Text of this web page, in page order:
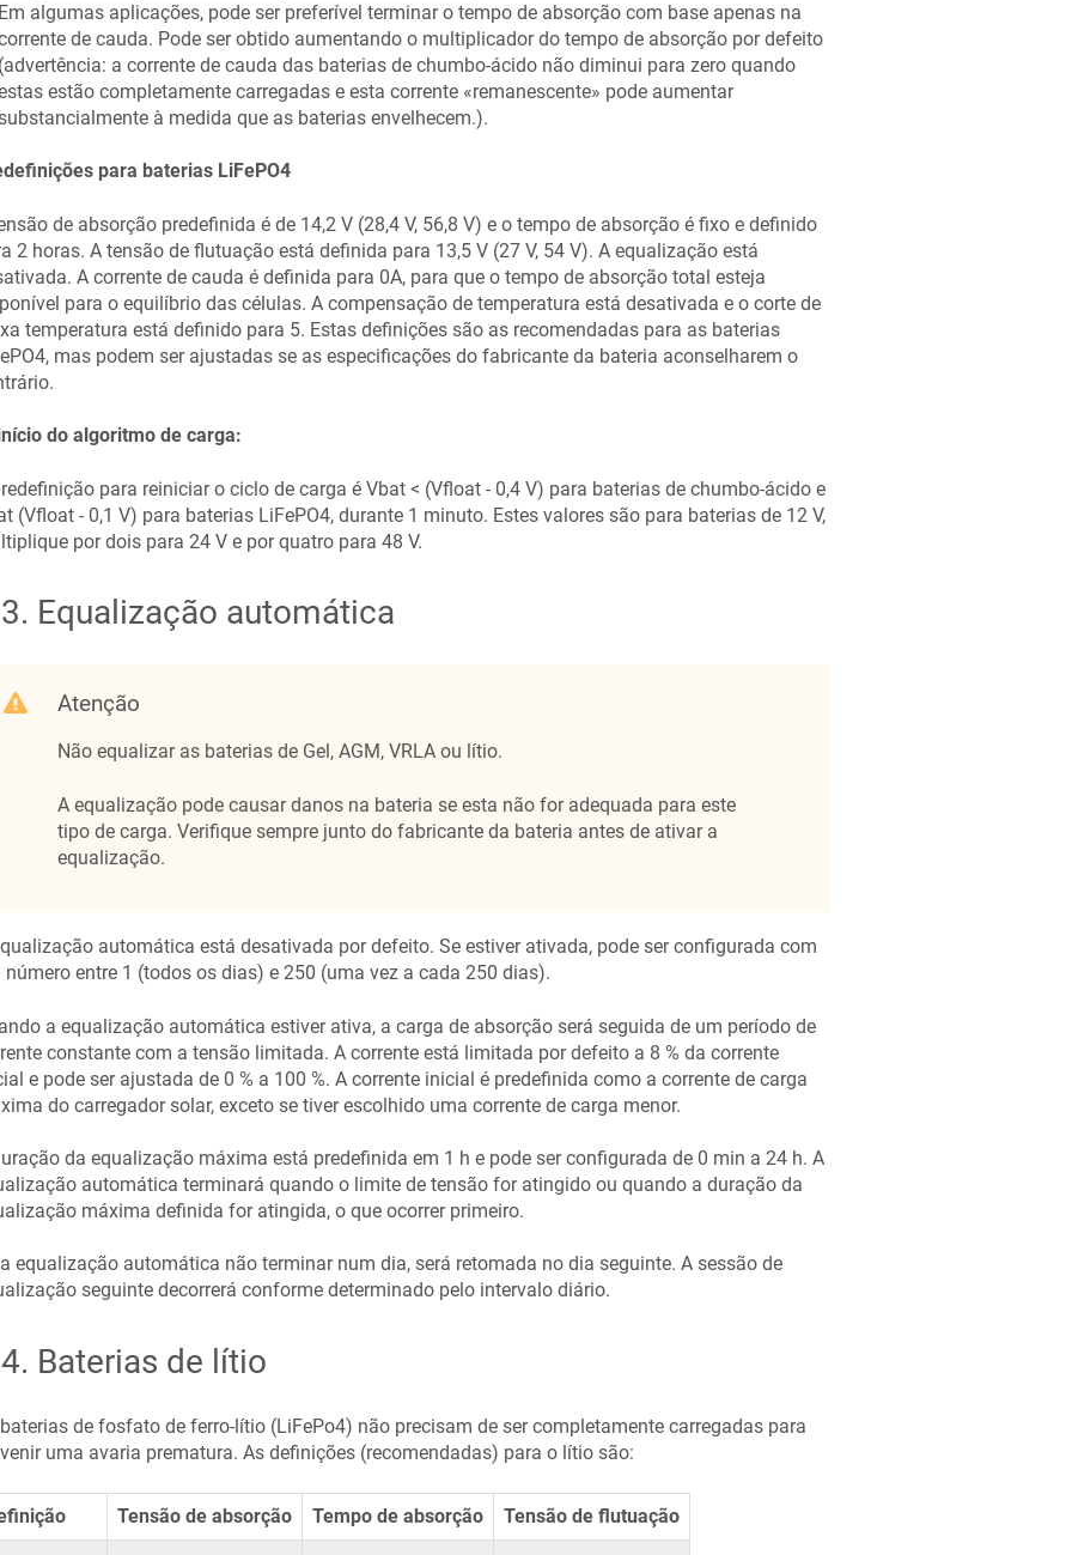
algumas aplicações, pode ser preferível terminar o tempo de absorção com base apenas na
de cauda. Pode ser obtido aumentando o multiplicador do tempo de absorção por defeito
a corrente de cauda das baterias de chumbo-ácido não diminui para zero quando
estão completamente carregadas e esta corrente «remanescente» pode aumentar
à medida que as baterias envelhecem.).
para baterias LiFePO4
de absorção predefinida é de 14,2 V(28,4 V, 56,8 V) e o tempo de absorção é fixo e definido
2 horas. A tensão de flutuação está definida para 13,5 V(27 V, 54 V). A equalização está
A corrente de cauda é definida para 0A, para que o tempo de absorção total esteja
para o equilíbrio das células. A compensação de temperatura está desativada e o corte de
temperatura está definido para 5. Estas definições são as recomendadas para as baterias
mas podem ser ajustadas se as especificações do fabricante da bateria aconselharem o
do algoritmo de carga:
para reiniciar o ciclo de carga é Vbat < (Vfloat - 0,4 V) para baterias de chumbo-ácido e
(Vfloat - 0,1 V) para baterias LiFePO4, durante 1 minuto. Estes valores são para baterias de 12 V,
por dois para 24 V e por quatro para 48 V.
. Equalização automática
Atenção
Não equalizar as baterias de Gel, AGM, VRLA ou lítio.
A equalização pode causar danos na bateria se esta não for adequada para este
tipo de carga. Verifique sempre junto do fabricante da bateria antes de ativar a
equalização.
automática está desativada por defeito. Se estiver ativada, pode ser configurada com
número entre 1 (todos os dias) e 250 (uma vez a cada 250 dias).
a equalização automática estiver ativa, a carga de absorção será seguida de um período de
constante com a tensão limitada. A corrente está limitada por defeito a 8 % da corrente
e pode ser ajustada de 0 % a 100 %. A corrente inicial é predefinida como a corrente de carga
do carregador solar, exceto se tiver escolhido uma corrente de carga menor.
da equalização máxima está predefinida em 1 h e pode ser configurada de 0 min a 24 h. A
automática terminará quando o limite de tensão for atingido ou quando a duração da
máxima definida for atingida, o que ocorrer primeiro.
equalização automática não terminar num dia, será retomada no dia seguinte. A sessão de
seguinte decorrerá conforme determinado pelo intervalo diário.
. Baterias de lítio
de fosfato de ferro-lítio (LiFePo4) não precisam de ser completamente carregadas para
uma avaria prematura. As definições (recomendadas) para o lítio são:
Tensão de absorção Tempo de absorção Tensão de flutuação